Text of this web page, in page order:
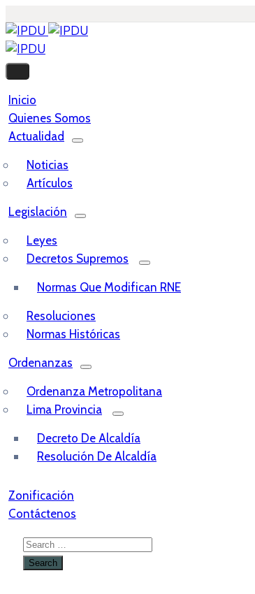
Inicio
Quienes Somos
Actualidad
Noticias
Artículos
Legislación
Leyes
Decretos Supremos
Normas Que Modifican RNE
Resoluciones
Normas Históricas
Ordenanzas
Ordenanza Metropolitana
Lima Provincia
Decreto De Alcaldía
Resolución De Alcaldía
Zonificación
Contáctenos